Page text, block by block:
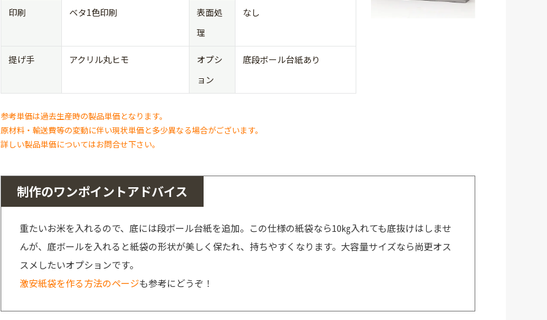
印刷 ベタ1色印刷
表面処
理
なし
提げ手 アクリル丸ヒモ
オプシ
ョン
底段ボール台紙あり
参考単価は過去生産時の製品単価となります。
原材料・輸送費等の変動に伴い現状単価と多少異なる場合がございます。
詳しい製品単価についてはお問合せ下さい。
制作のワンポイントアドバイス
重たいお米を入れるので、底には段ボール台紙を追加。この仕様の紙袋なら10㎏入れても底抜けはしませ
んが、底ボールを入れると紙袋の形状が美しく保たれ、持ちやすくなります。大容量サイズなら尚更オス
スメしたいオプションです。
激安紙袋を作る方法のページも参考にどうぞ！